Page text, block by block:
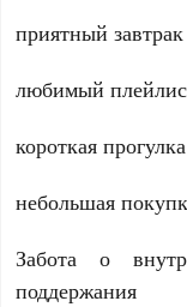
приятный
любимый
короткая
небольшая
Забота о
поддержания